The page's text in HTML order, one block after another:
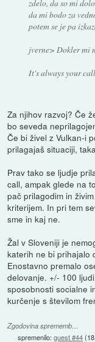
zdelo, da so mi
da mi bodo za
potem se je pa
jverne> Dokler mi
It's always your
Za njihov razvoj? Če
bo seveda
Če bi živel z Vulkan-i
prilagajaš situaciji,
Prav tako se ljudje
call, ampak glede na
pač prilagodim in
kriterijem. In pri tem
sme in kaj ne.
Žal v Sloveniji je
katerih ne bi prihajalo
Enostavno premalo
delovanje. +/- 100
sposobnosti socialne
kurčenje s številom
Zgodovina sprememb…
spremenilo:guest #44(